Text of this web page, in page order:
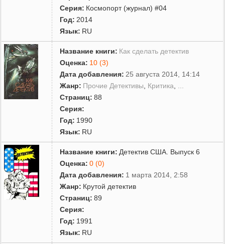
Серия: Космопорт (журнал) #04
Год: 2014
Язык: RU
Название книги: Как сделать детектив
Оценка: 10 (3)
Дата добавления: 25 августа 2014, 14:14
Жанр: Прочие Детективы Критика
Страниц: 88
Серия:
Год: 1990
Язык: RU
Название книги: Детектив США. Выпуск 6
Оценка: 0 (0)
Дата добавления: 1 марта 2014, 2:58
Жанр: Крутой детектив
Страниц: 89
Серия:
Год: 1991
Язык: RU